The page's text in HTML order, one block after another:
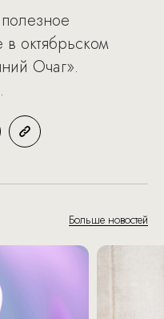
октябрьском
Очаг».
Больше новостей